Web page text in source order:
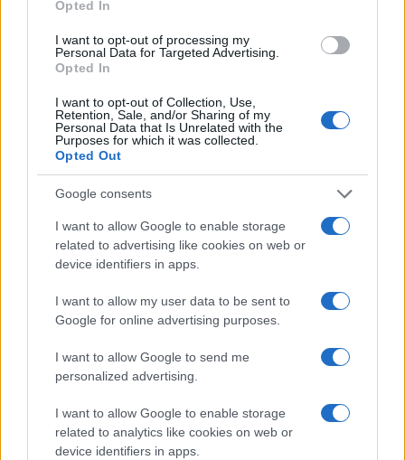
Opted In
I want to opt-out of processing my
Personal Data for Targeted Advertising.
Opted In
I want to opt-out of Collection, Use,
Retention, Sale, and/or Sharing of my
Personal Data that Is Unrelated with the
Purposes for which it was collected.
Opted Out
Google consents
I want to allow Google to enable storage
related to advertising like cookies on web or
device identifiers in apps.
I want to allow my user data to be sent to
Google for online advertising purposes.
I want to allow Google to send me
personalized advertising.
I want to allow Google to enable storage
related to analytics like cookies on web or
device identifiers in apps.
kérdést”.
Oroszország burkolt fenyegetést
küldött Izraelnek és az Egyesült
Államoknak